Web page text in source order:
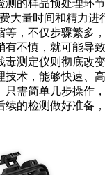
的样品预处理环节
大量时间和精力进
等，不仅步骤繁多
有不慎，就可能导
毒测定仪则彻底改
术，能够快速、
只需简单几步操作
续的检测做好准备